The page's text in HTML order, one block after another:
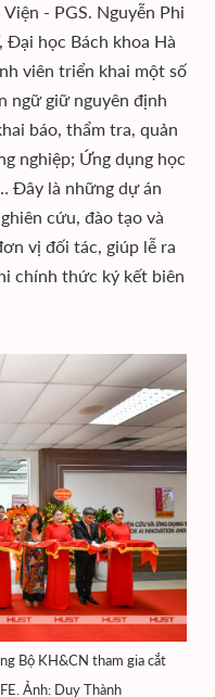
- PGS. Nguyễn Phi
Đại học Bách khoa Hà
viên triển khai một số
ngữ giữ nguyên định
báo, thẩm tra, quản
nghiệp; Ứng dụng học
Đây là những dự án
cứu, đào tạo và
vị đối tác, giúp lễ ra
chính thức ký kết biên
Bộ KH&CN tham gia cắt
Ảnh: Duy Thành